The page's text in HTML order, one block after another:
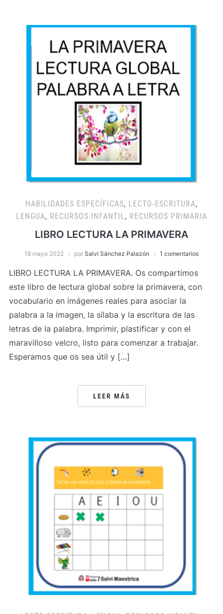
HABILIDADES ESPECÍFICAS, LECTO-ESCRITURA,
LENGUA, RECURSOS INFANTIL, RECURSOS PRIMARIA
LIBRO LECTURA LA PRIMAVERA
18 mayo 2022 por Salvi Sánchez Palazón 1 comentarios
LIBRO LECTURA LA PRIMAVERA. Os compartimos
este libro de lectura global sobre la primavera, con
vocabulario en imágenes reales para asociar la
palabra a la imagen, la sílaba y la escritura de las
letras de la palabra. Imprimir, plastificar y con el
maravilloso velcro, listo para comenzar a trabajar.
Esperamos que os sea útil y […]
LEER MÁS